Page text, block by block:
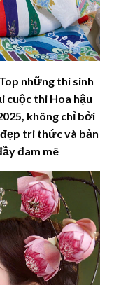
những thí sinh
cuộc thi Hoa hậu
không chỉ bởi
tri thức và bản
đam mê